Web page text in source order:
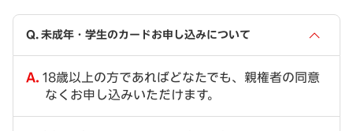
未成年・学生のカードお申し込みについて
18歳以上の方であればどなたでも、親権者の同意
なくお申し込みいただけます。